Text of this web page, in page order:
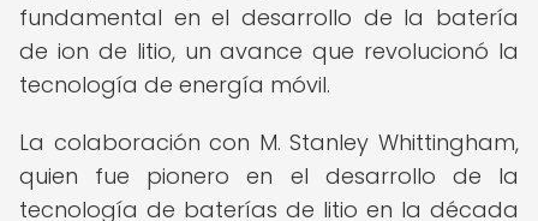
fundamental en el desarrollo de la batería
de ion de litio, un avance que revolucionó la
tecnología de energía móvil.
La colaboración con M. Stanley Whittingham,
quien fue pionero en el desarrollo de la
tecnología de baterías de litio en la década